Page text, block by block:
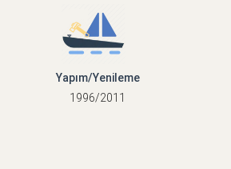
Yapım/Yenileme
1996/2011